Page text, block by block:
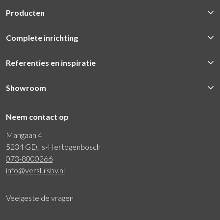
Producten
Complete inrichting
Referenties en inspiratie
Showroom
Neem contact op
Mangaan 4
5234 GD, 's-Hertogenbosch
073-8000266
info@versluisbv.nl
Veelgestelde vragen